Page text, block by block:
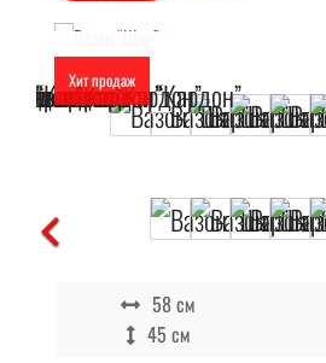
Хит продаж
58 см
45 см